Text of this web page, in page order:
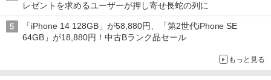
レゼントを求めるユーザーが押し寄せ長蛇の列に
「iPhone 14 128GB」が58,880円、「第2世代iPhone SE
64GB」が18,880円！中古Bランク品セール
もっと見る